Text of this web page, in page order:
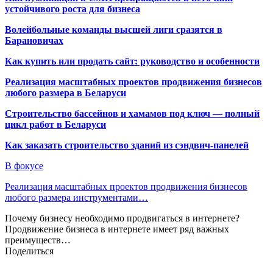
устойчивого роста для бизнеса
Волейбольные команды высшей лиги сразятся в
Барановичах
Как купить или продать сайт: руководство и особенности
Реализация масштабных проектов продвижения бизнесов
любого размера в Беларуси
Строительство бассейнов и хамамов под ключ — полный
цикл работ в Беларуси
Как заказать строительство зданий из сэндвич-панелей
В фокусе
Реализация масштабных проектов продвижения бизнесов
любого размера инструментами…
Почему бизнесу необходимо продвигаться в интернете?
Продвижение бизнеса в интернете имеет ряд важных
преимуществ…
Поделиться